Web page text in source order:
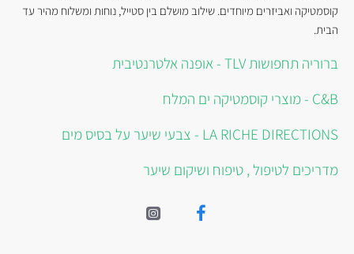
קוסמטיקה ואביזרים מיוחדים. שילוב מושלם בין סטייל, נוחות ומשלוח מהיר עד
הבית.
ברוריה תחפושות TLV - אופנה אלטרנטיבית
C&B - מוצרי קוסמטיקה ים המלח
LA RICHE DIRECTIONS - צבעי שיער על בסיס מים
מדריכים לטיפול , טיפוח ושיקום שיער